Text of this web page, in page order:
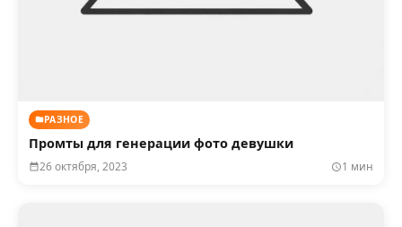
РАЗНОЕ
Промты для генерации фото девушки
26 октября, 2023 1 мин